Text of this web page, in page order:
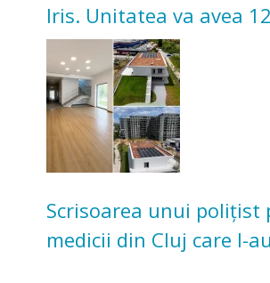
Iris. Unitatea va avea
pentru copii
Scrisoarea unui polițist
medicii din Cluj care l-